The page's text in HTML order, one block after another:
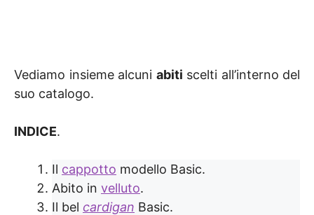
Vediamo insieme alcuni abiti scelti all’interno del
suo catalogo.
INDICE.
Il cappotto modello Basic.
Abito in velluto.
Il bel cardigan Basic.